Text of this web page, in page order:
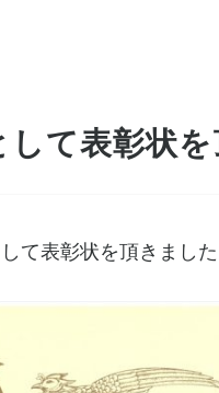
て表彰状を
て表彰状を頂きました